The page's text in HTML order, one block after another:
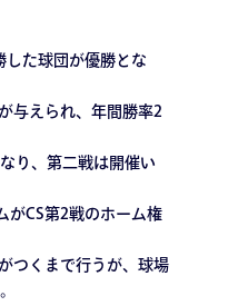
した球団が優勝とな
与えられ、年間勝率2
り、第二戦は開催い
がCS第2戦のホーム権
つくまで行うが、球場